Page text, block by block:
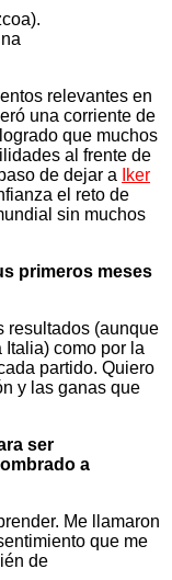
relevantes en
una corriente de
que muchos
al frente de
de dejar a
Iker
el reto de
sin muchos
primeros meses
resultados (aunque
como por la
partido. Quiero
y las ganas que
ser
a
Me llamaron
que me
de